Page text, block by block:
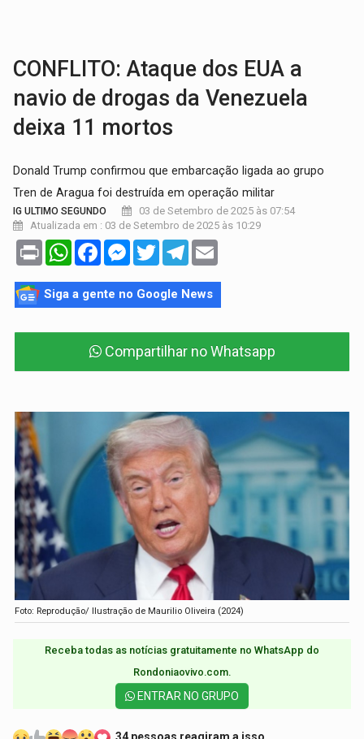
CONFLITO: Ataque dos EUA a
navio de drogas da Venezuela
deixa 11 mortos
Donald Trump confirmou que embarcação ligada ao grupo
Tren de Aragua foi destruída em operação militar
IG ULTIMO SEGUNDO
03 de Setembro de 2025 às 07:54
Atualizada em : 03 de Setembro de 2025 às 10:29
Print WhatsAppFacebookMessenger
TwitterTelegram
Siga a gente no Google News
Compartilhar no Whatsapp
Foto: Reprodução/ Ilustração de Maurilio Oliveira (2024)
Receba todas as notícias gratuitamente no WhatsApp do
Rondoniaovivo.com.​
ENTRAR NO GRUPO